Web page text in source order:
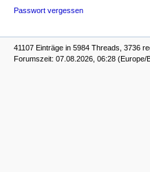
Passwort vergessen
41107 Einträge in 5984 Threads, 3736
Forumszeit: 07.08.2026, 06:28 (Europe/